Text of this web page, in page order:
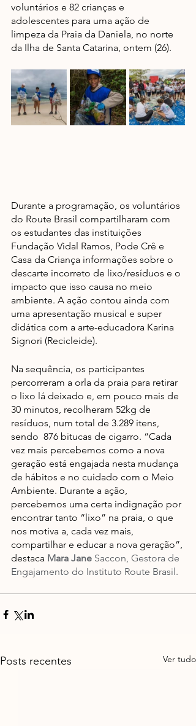
voluntários e 82 crianças e
adolescentes para uma ação de
limpeza da Praia da Daniela, no norte
da Ilha de Santa Catarina, ontem (26).
Durante a programação, os voluntários
do Route Brasil compartilharam com
os estudantes das instituições
Fundação Vidal Ramos, Pode Crê e
Casa da Criança informações sobre o
descarte incorreto de lixo/resíduos e o
impacto que isso causa no meio
ambiente. A ação contou ainda com
uma apresentação musical e super
didática com a arte-educadora Karina
Signori (Recicleide).
Na sequência, os participantes
percorreram a orla da praia para retirar
o lixo lá deixado e, em pouco mais de
30 minutos, recolheram 52kg de
resíduos, num total de 3.289 itens,
sendo  876 bitucas de cigarro. “Cada
vez mais percebemos como a nova
geração está engajada nesta mudança
de hábitos e no cuidado com o Meio
Ambiente. Durante a ação,
percebemos uma certa indignação por
encontrar tanto “lixo” na praia, o que
nos motiva a, cada vez mais,
compartilhar e educar a nova geração”,
destaca Mara Jane Saccon, Gestora de
Engajamento do Instituto Route Brasil.
Posts recentes Ver tudo